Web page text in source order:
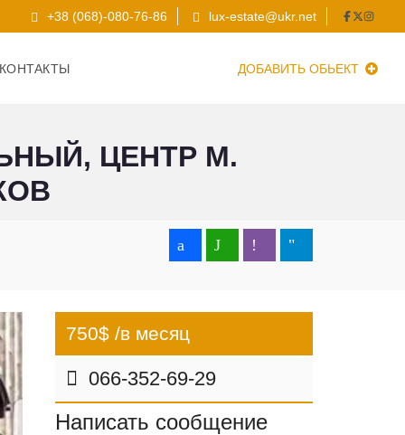
+38 (068)-080-76-86 lux-estate@ukr.net
ДОБАВИТЬ ОБЬЕКТ
ЦЕНТР М.
750$ /в месяц
066-352-69-29
Написать сообщение